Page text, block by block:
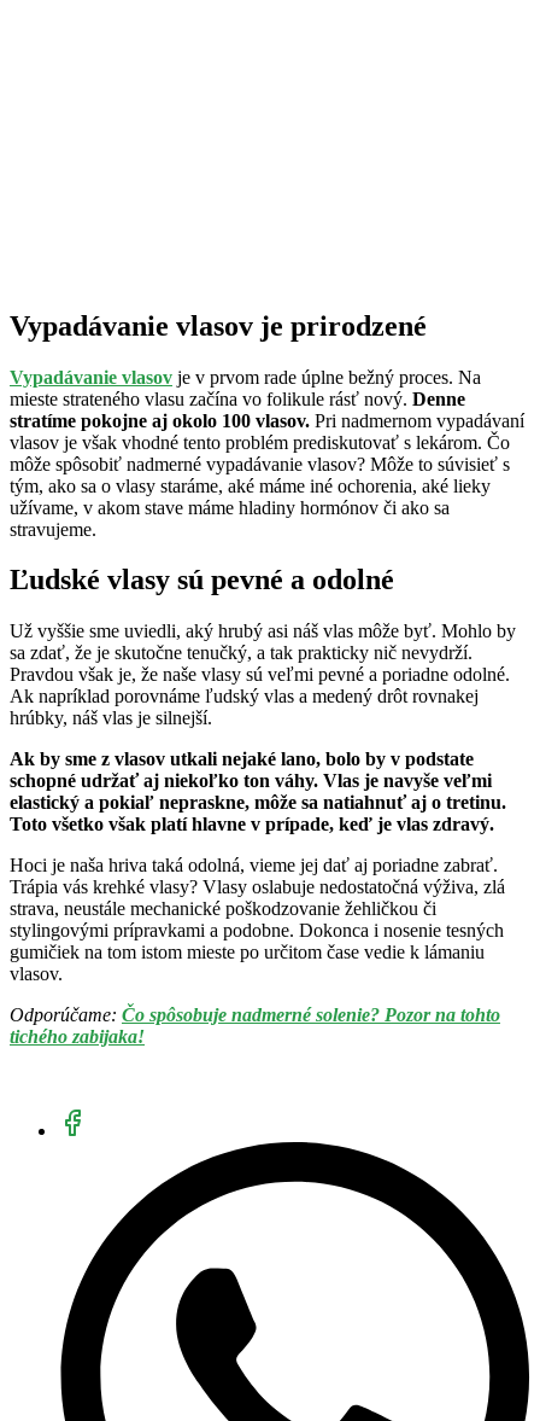
Vypadávanie vlasov je prirodzené
Vypadávanie vlasov je v prvom rade úplne bežný proces. Na
mieste strateného vlasu začína vo folikule rásť nový. Denne
stratíme pokojne aj okolo 100 vlasov. Pri nadmernom vypadávaní
vlasov je však vhodné tento problém prediskutovať s lekárom. Čo
môže spôsobiť nadmerné vypadávanie vlasov? Môže to súvisieť s
tým, ako sa o vlasy staráme, aké máme iné ochorenia, aké lieky
užívame, v akom stave máme hladiny hormónov či ako sa
stravujeme.
Ľudské vlasy sú pevné a odolné
Už vyššie sme uviedli, aký hrubý asi náš vlas môže byť. Mohlo by
sa zdať, že je skutočne tenučký, a tak prakticky nič nevydrží.
Pravdou však je, že naše vlasy sú veľmi pevné a poriadne odolné.
Ak napríklad porovnáme ľudský vlas a medený drôt rovnakej
hrúbky, náš vlas je silnejší.
Ak by sme z vlasov utkali nejaké lano, bolo by v podstate
schopné udržať aj niekoľko ton váhy. Vlas je navyše veľmi
elastický a pokiaľ nepraskne, môže sa natiahnuť aj o tretinu.
Toto všetko však platí hlavne v prípade, keď je vlas zdravý.
Hoci je naša hriva taká odolná, vieme jej dať aj poriadne zabrať.
Trápia vás krehké vlasy? Vlasy oslabuje nedostatočná výživa, zlá
strava, neustále mechanické poškodzovanie žehličkou či
stylingovými prípravkami a podobne. Dokonca i nosenie tesných
gumičiek na tom istom mieste po určitom čase vedie k lámaniu
vlasov.
Odporúčame: Čo spôsobuje nadmerné solenie? Pozor na tohto
tichého zabijaka!